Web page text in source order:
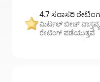
4.7 ಸರಾಸರಿ
ಮಿರ್ಟಲ್ ಬೀಚ್
ರೇಟಿಂಗ್ ಪಡೆಯುತ್ತವೆ